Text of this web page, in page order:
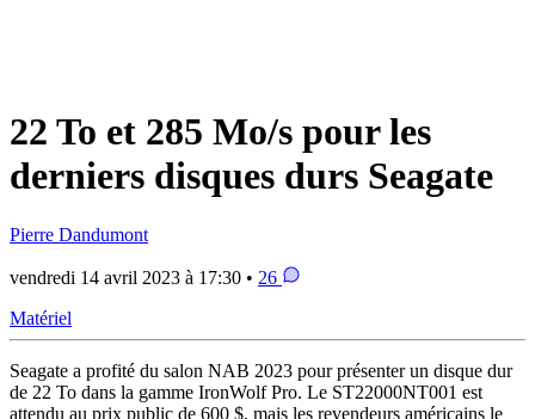
22 To et 285 Mo/s pour les
derniers disques durs Seagate
Pierre Dandumont
vendredi 14 avril 2023 à 17:30 • 26
Matériel
Seagate a profité du salon NAB 2023 pour présenter un disque dur
de 22 To dans la gamme IronWolf Pro. Le ST22000NT001 est
attendu au prix public de 600 $, mais les revendeurs américains le